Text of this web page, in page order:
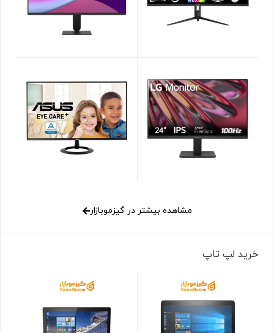
مشاهده بیشتر در گیزموبازار
خرید لپ تاپ